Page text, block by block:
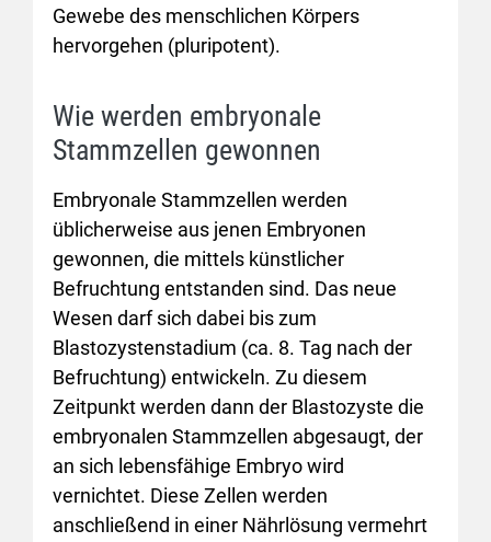
Gewebe des menschlichen Körpers
hervorgehen (pluripotent).
Wie werden embryonale
Stammzellen gewonnen
Embryonale Stammzellen werden
üblicherweise aus jenen Embryonen
gewonnen, die mittels künstlicher
Befruchtung entstanden sind. Das neue
Wesen darf sich dabei bis zum
Blastozystenstadium (ca. 8. Tag nach der
Befruchtung) entwickeln. Zu diesem
Zeitpunkt werden dann der Blastozyste die
embryonalen Stammzellen abgesaugt, der
an sich lebensfähige Embryo wird
vernichtet. Diese Zellen werden
anschließend in einer Nährlösung vermehrt